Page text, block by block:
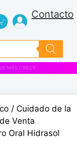
Contacto
/ Cuidado de la
Venta
Oral Hidrasol